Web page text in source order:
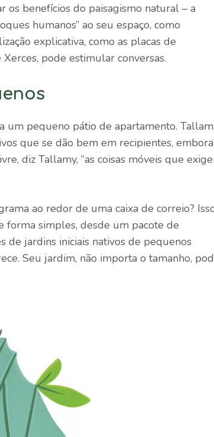
os benefícios do paisagismo natural – a
humanos” ao seu espaço, como
explicativa, como as placas de
pode estimular conversas.
um pequeno pátio de apartamento.
que se dão bem em recipientes,
diz Tallamy, “as coisas móveis que
ao redor de uma caixa de correio?
forma simples, desde um pacote de
de jardins iniciais nativos de pequenos
Seu jardim, não importa o tamanho,